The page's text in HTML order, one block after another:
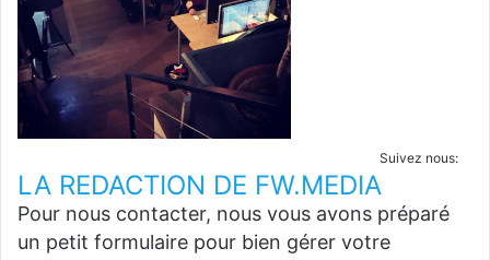
Suivez nous:
LA REDACTION DE FW.MEDIA
Pour nous contacter, nous vous avons préparé
un petit formulaire pour bien gérer votre